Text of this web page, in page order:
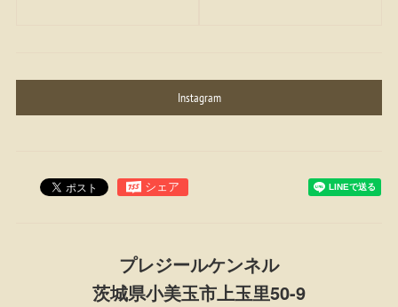
Instagram
プレジールケンネル
茨城県小美玉市上玉里50-9